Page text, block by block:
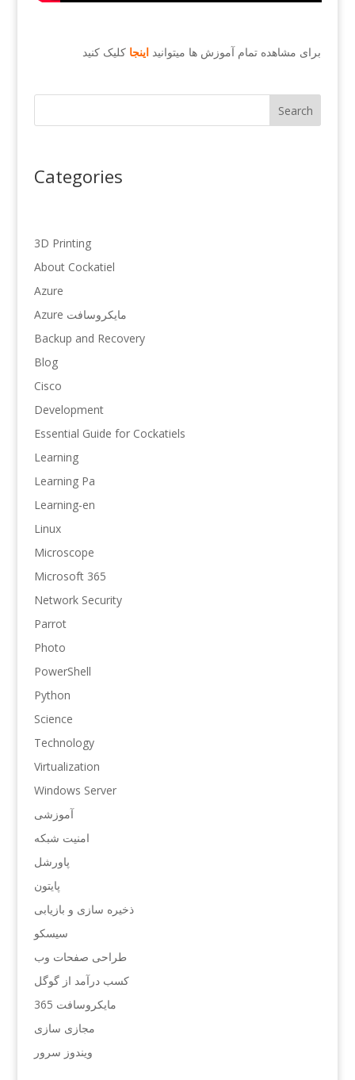
برای مشاهده تمام آموزش ها میتوانید اینجا کلیک کنید
Search
Categories
3D Printing
About Cockatiel
Azure
Azure مایکروسافت
Backup and Recovery
Blog
Cisco
Development
Essential Guide for Cockatiels
Learning
Learning Pa
Learning-en
Linux
Microscope
Microsoft 365
Network Security
Parrot
Photo
PowerShell
Python
Science
Technology
Virtualization
Windows Server
آموزشی
امنیت شبکه
پاورشل
پایتون
ذخیره سازی و بازیابی
سیسکو
طراحی صفحات وب
کسب درآمد از گوگل
مایکروسافت 365
مجازی سازی
ویندوز سرور